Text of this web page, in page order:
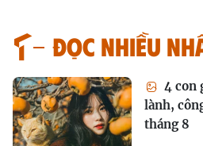
Đọc nhiều
4 con
lành,
tháng 8